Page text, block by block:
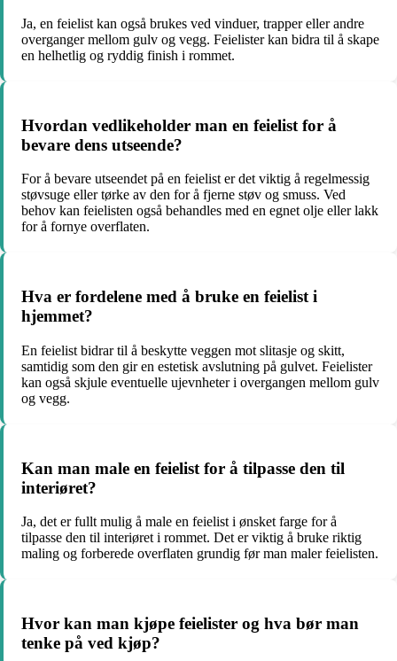
Ja, en feielist kan også brukes ved vinduer, trapper eller andre
overganger mellom gulv og vegg. Feielister kan bidra til å skape
en helhetlig og ryddig finish i rommet.
Hvordan vedlikeholder man en feielist for å
bevare dens utseende?
For å bevare utseendet på en feielist er det viktig å regelmessig
støvsuge eller tørke av den for å fjerne støv og smuss. Ved
behov kan feielisten også behandles med en egnet olje eller lakk
for å fornye overflaten.
Hva er fordelene med å bruke en feielist i
hjemmet?
En feielist bidrar til å beskytte veggen mot slitasje og skitt,
samtidig som den gir en estetisk avslutning på gulvet. Feielister
kan også skjule eventuelle ujevnheter i overgangen mellom gulv
og vegg.
Kan man male en feielist for å tilpasse den til
interiøret?
Ja, det er fullt mulig å male en feielist i ønsket farge for å
tilpasse den til interiøret i rommet. Det er viktig å bruke riktig
maling og forberede overflaten grundig før man maler feielisten.
Hvor kan man kjøpe feielister og hva bør man
tenke på ved kjøp?